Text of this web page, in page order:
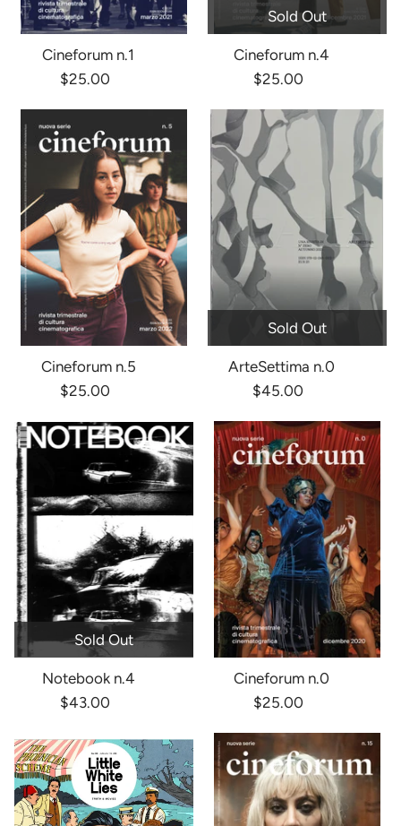
Cineforum n.1
$25.00
Sold Out
Cineforum n.4
$25.00
Cineforum n.5
$25.00
Sold Out
ArteSettima n.0
$45.00
Sold Out
Notebook n.4
$43.00
Cineforum n.0
$25.00